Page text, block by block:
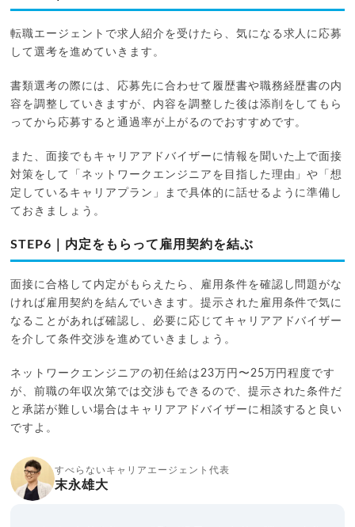
転職エージェントで求人紹介を受けたら、気になる求人に応募
して選考を進めていきます。
書類選考の際には、応募先に合わせて履歴書や職務経歴書の内
容を調整していきますが、内容を調整した後は添削をしてもら
ってから応募すると通過率が上がるのでおすすめです。
また、面接でもキャリアアドバイザーに情報を聞いた上で面接
対策をして「ネットワークエンジニアを目指した理由」や「想
定しているキャリアプラン」まで具体的に話せるように準備し
ておきましょう。
STEP6｜内定をもらって雇用契約を結ぶ
面接に合格して内定がもらえたら、雇用条件を確認し問題がな
ければ雇用契約を結んでいきます。提示された雇用条件で気に
なることがあれば確認し、必要に応じてキャリアアドバイザー
を介して条件交渉を進めていきましょう。
ネットワークエンジニアの初任給は23万円〜25万円程度です
が、前職の年収次第では交渉もできるので、提示された条件だ
と承諾が難しい場合はキャリアアドバイザーに相談すると良い
ですよ。
すべらないキャリアエージェント代表
末永雄大